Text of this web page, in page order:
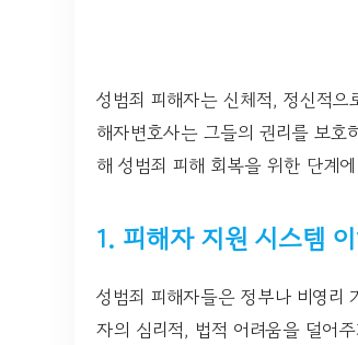
성범죄 피해자는 신체적, 정신적
해자변호사는 그들의 권리를 보
해 성범죄 피해 회복을 위한 단계
1. 피해자 지원 시스템
성범죄 피해자들은 정부나 비영리
자의 심리적, 법적 어려움을 덜어